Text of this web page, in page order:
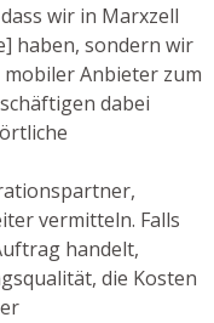
wir in Marxzell
haben, sondern wir
Anbieter zum
dabei
vermitteln. Falls
handelt,
die Kosten